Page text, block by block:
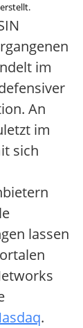
im
An
im
sich
lassen
.